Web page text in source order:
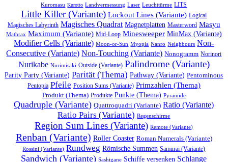
Kuromasu Kurotto Landvermessung Laser Leuchttürme LITS
Little Killer (Variante) Lockout Lines (Variante) Logical
Magisches Labyrinth Magisches Quadrat Magnetplatten Masterword Masyu
Mathrax Maximum (Variante) Mid-Loop Minesweeper MinMax (Variante)
Modifier Cells (Variante) Moon-or-Sun Myopia Nanro Neighbours Non-
Consecutive (Variante) Non-Touching (Variante) Nonogramm Norinori
Nurikabe Nurimisaki Outside (Variante) Palindrome (Variante)
Parity Party (Variante) Parität (Thema) Pathway (Variante) Pentominous
Pentopia Pfeile Position Sums (Variante) Primzahlen (Thema)
Produkt (Thema) Produkte Punkte (Thema) Pyramide
Quadruple (Variante) Quattroquadri (Variante) Ratio (Variante)
Ratio Pairs (Variante) Regenschirme
Region Sum Lines (Variante) Remote (Variante)
Renban (Variante) Roller Coaster Roman Numerals (Variante)
Rossini (Variante) Rundweg Römische Summen Samurai (Variante)
Sandwich (Variante) Sashigane Schiffe versenken Schlange